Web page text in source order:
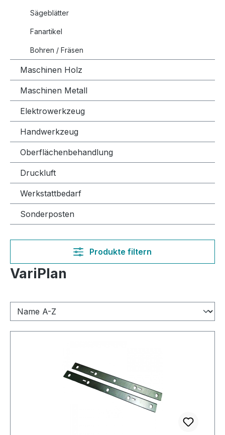
Sägeblätter
Fanartikel
Bohren / Fräsen
Maschinen Holz
Maschinen Metall
Elektrowerkzeug
Handwerkzeug
Oberflächenbehandlung
Druckluft
Werkstattbedarf
Sonderposten
Produkte filtern
VariPlan